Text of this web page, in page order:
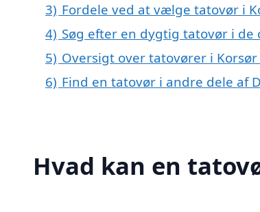
3) Fordele ved at vælge tatovør i
4) Søg efter en dygtig tatovør i
5) Oversigt over tatovører i
6) Find en tatovør i andre dele af
Hvad kan en